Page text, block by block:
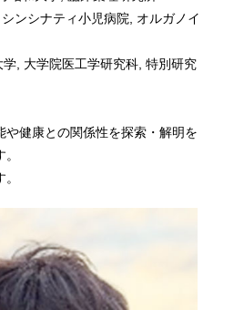
ンシナティ小児病院, オルガノイ
, 大学院医工学研究科, 特別研究
や健康との関係性を探索・解明を